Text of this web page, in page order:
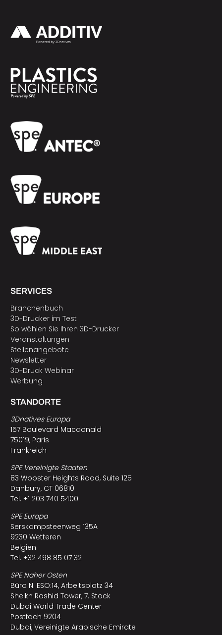
SERVICES
Branchenbuch
3D-Drucker im Test
So wählen Sie Ihren 3D-Drucker
Veranstaltungen
Stellenangebote
Newsletter
3D-Druck Webinar
Werbung
STANDORTE
3Dnatives Europa
157 Boulevard Macdonald
75019, Paris
Frankreich
SPE Vereinigte Staaten
83 Wooster Heights Road, Suite 125
Danbury, CT 06810
Tel. +1 203 740 5400
SPE Europa
Serskampsteenweg 135A
9230 Wetteren
Belgien
Tel. +32 498 85 07 32
SPE Naher Osten
Büro N. ESO:14, Arbeitsplatz 34
Sheikh Rashid Tower, 7. Stock
Dubai World Trade Center
Postfach 9204
Dubai, Vereinigte Arabische Emirate